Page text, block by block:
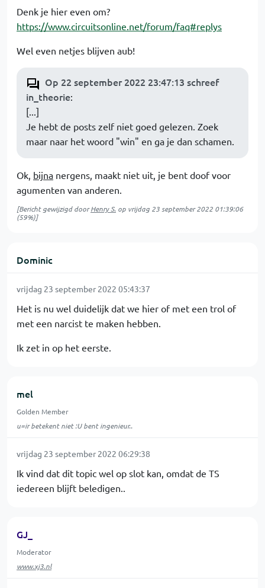
Denk je hier even om?
https://www.circuitsonline.net/forum/faq#replys
Wel even netjes blijven aub!
Op 22 september 2022 23:47:13 schreef
in_theorie:
[...]
Je hebt de posts zelf niet goed gelezen. Zoek
maar naar het woord "win" en ga je dan schamen.
Ok, bijna nergens, maakt niet uit, je bent doof voor
agumenten van anderen.
[Bericht gewijzigd doorHenry S. op vrijdag 23 september 2022 01:39:06
(59%)]
Dominic
vrijdag 23 september 2022 05:43:37
Het is nu wel duidelijk dat we hier of met een trol of
met een narcist te maken hebben.
Ik zet in op het eerste.
mel
Golden Member
u=ir betekent niet :U bent ingenieur..
vrijdag 23 september 2022 06:29:38
Ik vind dat dit topic wel op slot kan, omdat de TS
iedereen blijft beledigen..
GJ_
Moderator
www.xj3.nl